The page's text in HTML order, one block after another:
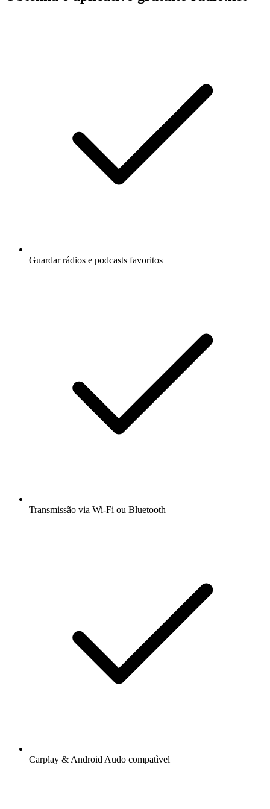
Guardar rádios e podcasts favoritos
Transmissão via Wi-Fi ou Bluetooth
Carplay & Android Audo compatìvel